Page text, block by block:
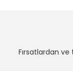
Fırsatlardan